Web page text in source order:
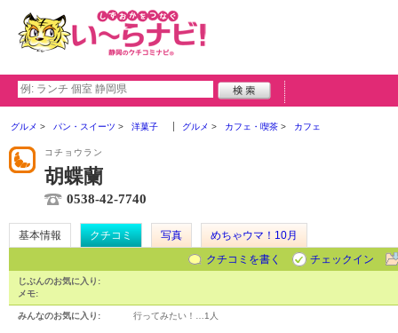
グルメ パン・スイーツ 洋菓子 グルメ カフェ・喫茶 カフェ
コチョウラン
胡蝶蘭
0538-42-7740
基本情報 クチコミ 写真
めちゃウマ！10月
クチコミを書く
チェックイン
じぶんのお気に入り:
メモ:
みんなのお気に入り: 行ってみたい！… 1人